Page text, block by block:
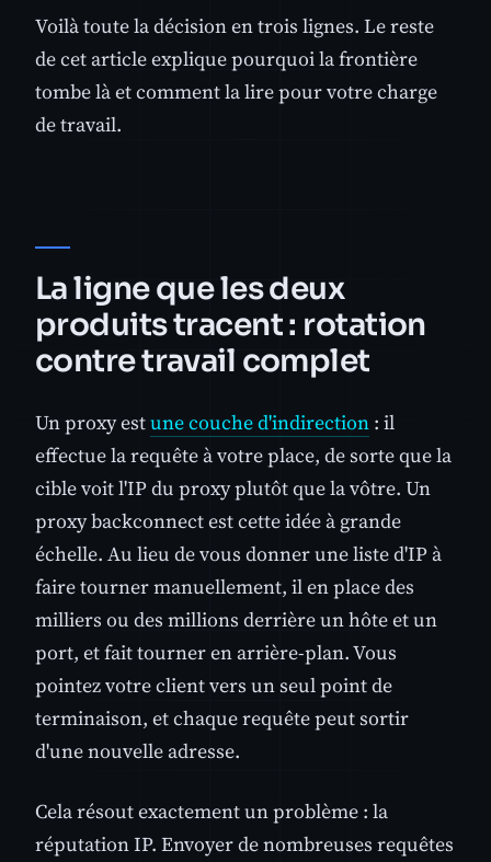
Voilà toute la décision en trois lignes. Le reste
de cet article explique pourquoi la frontière
tombe là et comment la lire pour votre charge
de travail.
La ligne que les deux
produits tracent : rotation
contre travail complet
Un proxy estune couche d'indirection : il
effectue la requête à votre place, de sorte que la
cible voit l'IP du proxy plutôt que la vôtre. Un
proxy backconnect est cette idée à grande
échelle. Au lieu de vous donner une liste d'IP à
faire tourner manuellement, il en place des
milliers ou des millions derrière un hôte et un
port, et fait tourner en arrière-plan. Vous
pointez votre client vers un seul point de
terminaison, et chaque requête peut sortir
d'une nouvelle adresse.
Cela résout exactement un problème : la
réputation IP. Envoyer de nombreuses requêtes